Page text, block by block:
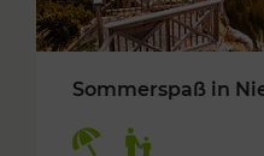
Sommerspaß in